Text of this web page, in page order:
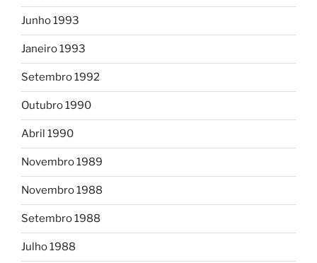
Junho 1993
Janeiro 1993
Setembro 1992
Outubro 1990
Abril 1990
Novembro 1989
Novembro 1988
Setembro 1988
Julho 1988